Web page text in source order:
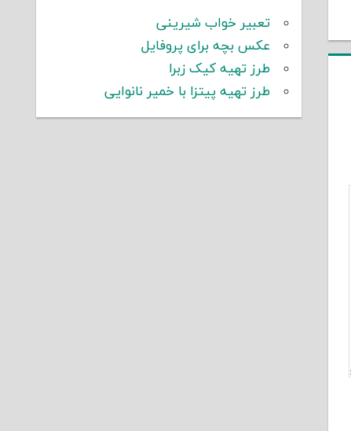
تعبیر خواب شیرینی
عکس بچه برای پروفایل
طرز تهیه کیک زبرا
طرز تهیه پیتزا با خمیر نانوایی